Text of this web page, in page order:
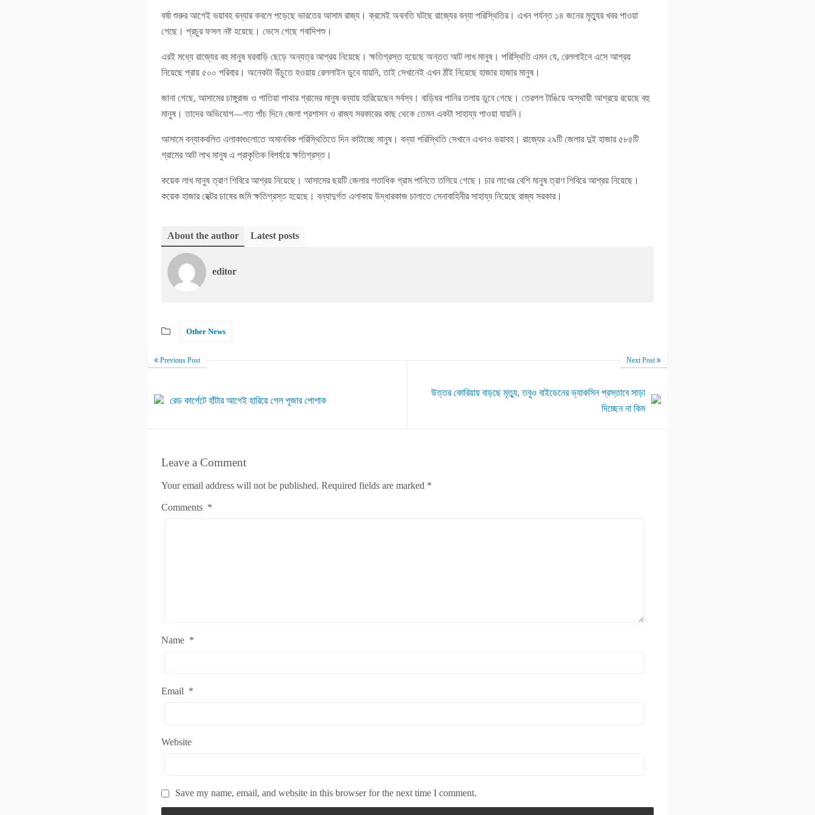
বর্ষা শুরুর আগেই ভয়াবহ বন্যার কবলে পড়েছে ভারতের আসাম রাজ্য। ক্রমেই অবনতি ঘটছে রাজ্যের বন্যা পরিস্থিতির। এখন পর্যন্ত ১৪ জনের মৃত্যুর খবর পাওয়া
গেছে। প্রচুর ফসল নষ্ট হয়েছে। ভেসে গেছে গবাদিপশু।
এরই মধ্যে রাজ্যের বহু মানুষ ঘরবাড়ি ছেড়ে অন্যত্র আশ্রয় নিয়েছে। ক্ষতিগ্রস্ত হয়েছে অন্তত আট লাখ মানুষ। পরিস্থিতি এমন যে, রেললাইনে এসে আশ্রয়
নিয়েছে প্রায় ৫০০ পরিবার। অনেকটা উঁচুতে হওয়ায় রেললাইন ডুবে যায়নি, তাই সেখানেই এখন ঠাঁই নিয়েছে হাজার হাজার মানুষ।
জানা গেছে, আসামের চাঙ্গুরাজ ও পাতিয়া পাথার গ্রামের মানুষ বন্যায় হারিয়েছেন সর্বস্ব। বাড়িঘর পানির তলায় ডুবে গেছে। তেরপল টাঙিয়ে অস্থায়ী আশ্রয়ে রয়েছে বহু
মানুষ। তাদের অভিযোগ—গত পাঁচ দিনে জেলা প্রশাসন ও রাজ্য সরকারের কাছ থেকে তেমন একটা সাহায্য পাওয়া যায়নি।
আসামে বন্যাকবলিত এলাকাগুলোতে অমানবিক পরিস্থিতিতে দিন কাটাচ্ছে মানুষ। বন্যা পরিস্থিতি সেখানে এখনও ভয়াবহ। রাজ্যের ২৯টি জেলার দুই হাজার ৫৮৫টি
গ্রামের আট লাখ মানুষ এ প্রাকৃতিক বিপর্যয়ে ক্ষতিগ্রস্ত।
কয়েক লাখ মানুষ ত্রাণ শিবিরে আশ্রয় নিয়েছে। আসামের ছয়টি জেলার শতাধিক গ্রাম পানিতে তলিয়ে গেছে। চার লাখের বেশি মানুষ ত্রাণ শিবিরে আশ্রয় নিয়েছে।
কয়েক হাজার হেক্টর চাষের জমি ক্ষতিগ্রস্ত হয়েছে। বন্যাদুর্গত এলাকায় উদ্ধারকাজ চালাতে সেনাবাহিনীর সাহায্য নিয়েছে রাজ্য সরকার।
About the author Latest posts
editor
Other News
Previous Post
রেড কার্পেটে হাঁটার আগেই হারিয়ে গেল পূজার পোশাক
Next Post
উত্তর কোরিয়ায় বাড়ছে মৃত্যু, তবুও বাইডেনের ভ্যাকসিন প্রস্তাবে সাড়া
দিচ্ছেন না কিম
Leave a Comment
Your email address will not be published. Required fields are marked *
Comments *
Name *
Email *
Website
Save my name, email, and website in this browser for the next time I comment.